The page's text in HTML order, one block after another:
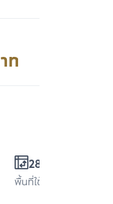
ท
289 ตร.ม.
พื้นที่ใช้สอย